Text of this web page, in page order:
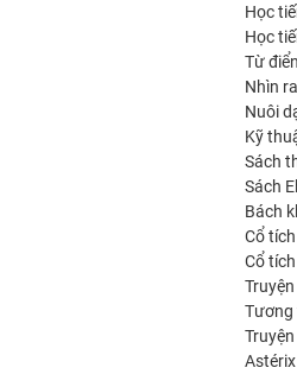
Học
Học
Từ điển
Nhìn
Nuôi
Kỹ
Sách
Sách
Bách
Cổ
Cổ
Tương
Astérix